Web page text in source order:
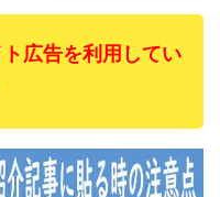
広告を利用してい